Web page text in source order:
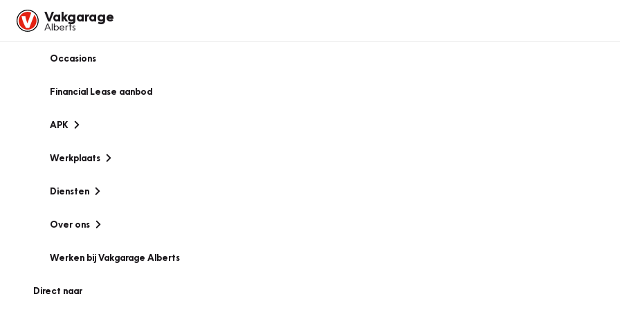
Vakgarage
Alberts
Occasions
Financial Lease aanbod
APK
Werkplaats
Diensten
Over ons
Werken bij Vakgarage Alberts
Direct naar